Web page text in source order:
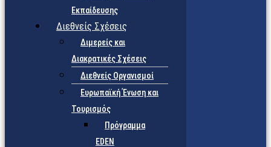
Εκπαίδευσης
Διεθνείς Σχέσεις
Διμερείς και
Διακρατικές Σχέσεις
Διεθνείς Οργανισμοί
Ευρωπαϊκή Ένωση και
Τουρισμός
Πρόγραμμα
EDEN